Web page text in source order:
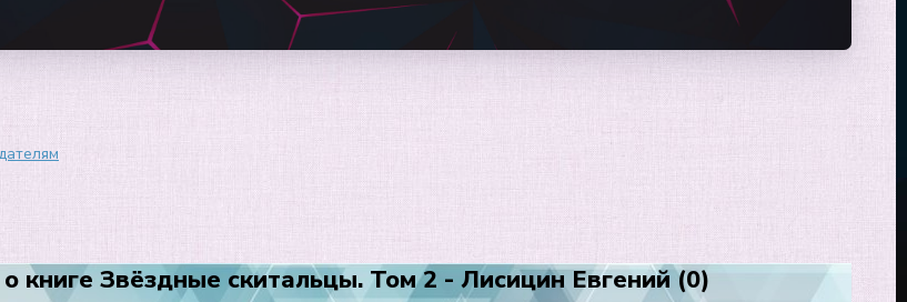
книге Звёздные скитальцы. Том 2 - Лисицин Евгений (0)